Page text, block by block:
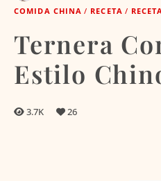
COMIDA CHINA / RECETA /
Ternera
Estilo
3.7K 26